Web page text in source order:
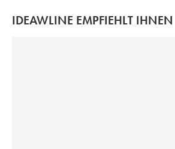
IDEAWLINE EMPFIEHLT IHNEN